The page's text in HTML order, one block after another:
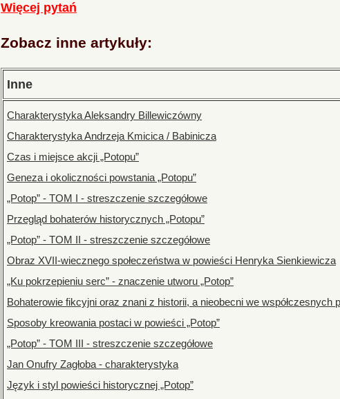
Więcej pytań
Zobacz inne artykuły:
Inne
Charakterystyka Aleksandry Billewiczówny
Charakterystyka Andrzeja Kmicica / Babinicza
Czas i miejsce akcji „Potopu”
Geneza i okoliczności powstania „Potopu”
„Potop” - TOM I - streszczenie szczegółowe
Przegląd bohaterów historycznych „Potopu”
„Potop” - TOM II - streszczenie szczegółowe
Obraz XVII-wiecznego społeczeństwa w powieści Henryka Sienkiewicza
„Ku pokrzepieniu serc” - znaczenie utworu „Potop”
Bohaterowie fikcyjni oraz znani z historii, a nieobecni we współczesnych
Sposoby kreowania postaci w powieści „Potop”
„Potop” - TOM III - streszczenie szczegółowe
Jan Onufry Zagłoba - charakterystyka
Język i styl powieści historycznej „Potop”